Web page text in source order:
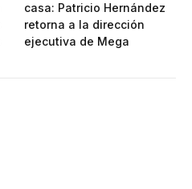
casa: Patricio Hernández
retorna a la dirección
ejecutiva de Mega